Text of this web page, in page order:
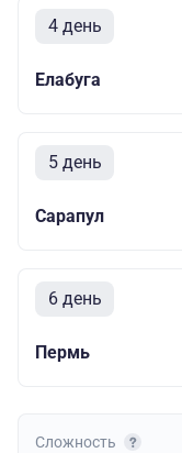
4 день
Елабуга
5 день
Сарапул
6 день
Пермь
Сложность